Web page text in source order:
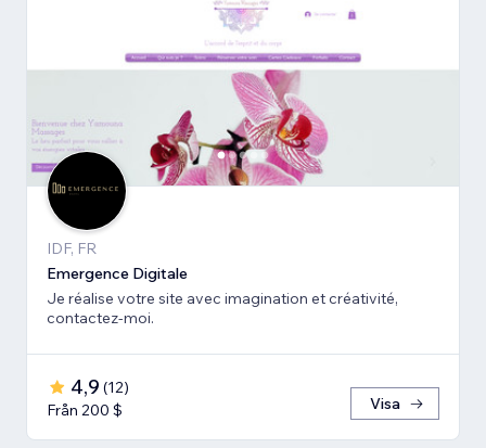
IDF, FR
Emergence Digitale
Je réalise votre site avec imagination et créativité,
contactez-moi.
4,9 (12)
Från 200 $
Visa